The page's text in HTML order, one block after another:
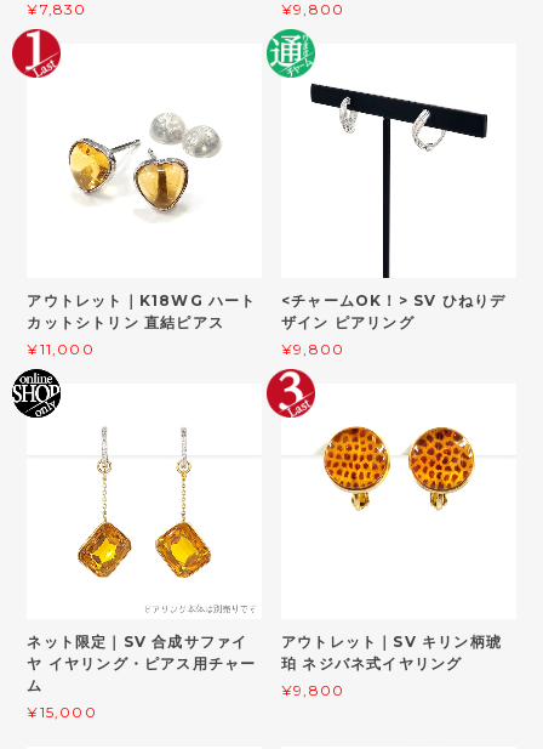
¥7,830 ¥9,800
アウトレット｜K18WG ハート
カットシトリン 直結ピアス
¥11,000
<チャームOK！> SV ひねりデ
ザイン ピアリング
¥9,800
ネット限定｜SV 合成サファイ
ヤ イヤリング・ピアス用チャー
ム
¥15,000
アウトレット｜SV キリン柄琥
珀 ネジバネ式イヤリング
¥9,800